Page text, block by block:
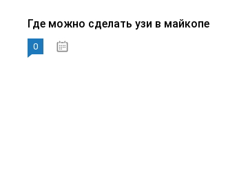
Где можно сделать узи в майкопе
0